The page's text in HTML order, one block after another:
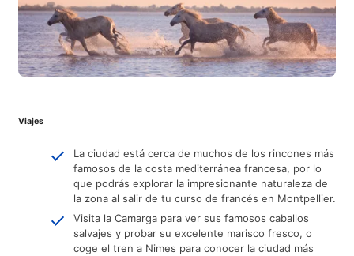
Viajes
La ciudad está cerca de muchos de los rincones más
famosos de la costa mediterránea francesa, por lo
que podrás explorar la impresionante naturaleza de
la zona al salir de tu curso de francés en Montpellier.
Visita la Camarga para ver sus famosos caballos
salvajes y probar su excelente marisco fresco, o
coge el tren a Nimes para conocer la ciudad más